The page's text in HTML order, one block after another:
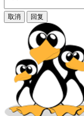
取消 回复